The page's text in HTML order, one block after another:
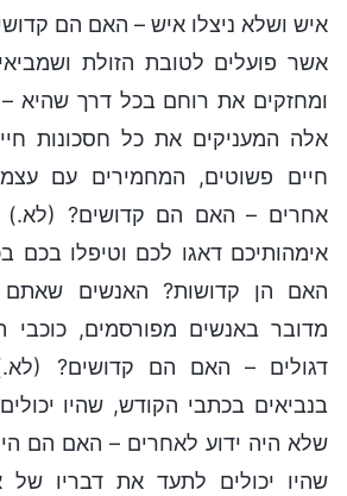
איש ושלא ניצלו איש – האם הם
אשר פועלים לטובת הזולת
ומחזקים את רוחם בכל דרך שהיא
אלה המעניקים את כל חסכונות
חיים פשוטים, המחמירים עם
אחרים – האם הם קדושים? (לא.)
אימהותיכם דאגו לכם וטיפלו בכם
האם הן קדושות? האנשים שאתם
מדובר באנשים מפורסמים, כוכבי
דגולים – האם הם קדושים?
בנביאים בכתבי הקודש, שהיו
שלא היה ידוע לאחרים – האם הם
שהיו יכולים לתעד את דבריו של